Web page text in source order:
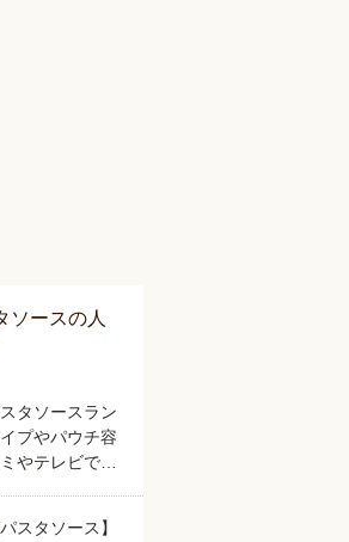
ソースの人
タソースラン
プやパウチ容
やテレビで話
スタソース】